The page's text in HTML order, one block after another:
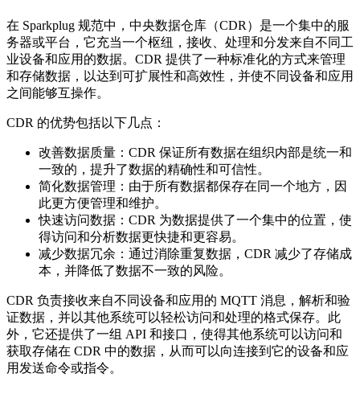
在 Sparkplug 规范中，中央数据仓库（CDR）是一个集中的服
务器或平台，它充当一个枢纽，接收、处理和分发来自不同工
业设备和应用的数据。CDR 提供了一种标准化的方式来管理
和存储数据，以达到可扩展性和高效性，并使不同设备和应用
之间能够互操作。
CDR 的优势包括以下几点：
改善数据质量：CDR 保证所有数据在组织内部是统一和
一致的，提升了数据的精确性和可信性。
简化数据管理：由于所有数据都保存在同一个地方，因
此更方便管理和维护。
快速访问数据：CDR 为数据提供了一个集中的位置，使
得访问和分析数据更快捷和更容易。
减少数据冗余：通过消除重复数据，CDR 减少了存储成
本，并降低了数据不一致的风险。
CDR 负责接收来自不同设备和应用的 MQTT 消息，解析和验
证数据，并以其他系统可以轻松访问和处理的格式保存。此
外，它还提供了一组 API 和接口，使得其他系统可以访问和
获取存储在 CDR 中的数据，从而可以向连接到它的设备和应
用发送命令或指令。